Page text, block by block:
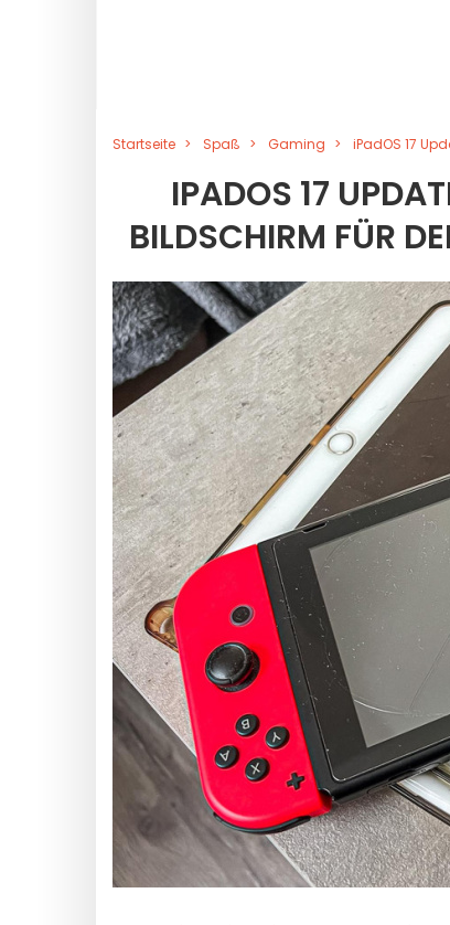
Startseite Spaß Gaming iPadOS 17
IPADOS 17
BILDSCHIRM FÜR